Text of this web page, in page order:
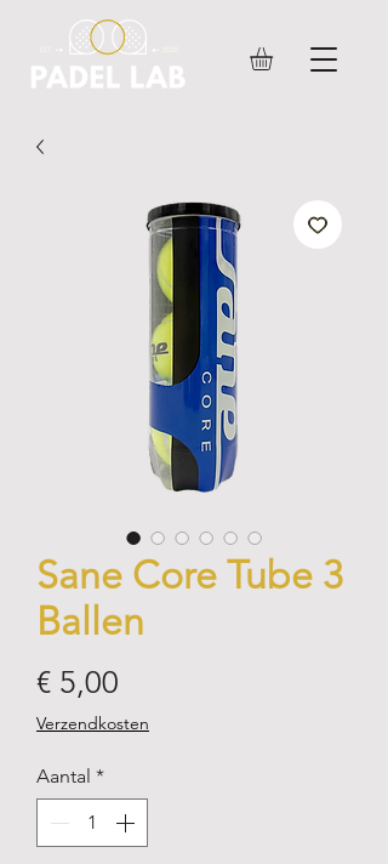
Sane Core Tube 3
Ballen
€ 5,00
Verzendkosten
Aantal *